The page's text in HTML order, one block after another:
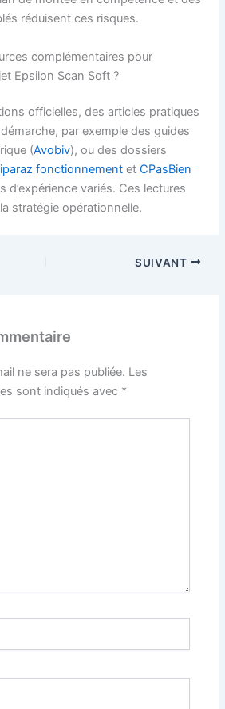
réduisent ces risques.
complémentaires pour
Epsilon Scan Soft ?
officielles, des articles pratiques
par exemple des guides
(Avobiv), ou des dossiers
fonctionnement etCPasBien
d’expérience variés. Ces lectures
stratégie opérationnelle.
SUIVANT
ne sera pas publiée. Les
sont indiqués avec *